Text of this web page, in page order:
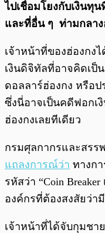
ไปเชื่อมโยงกับเงินทุ
และที่อื่น ๆ ท่ามกลา
เจ้าหน้าที่ของฮ่องกง
เงินดิจิทัลที่อาจคิดเป็
ดอลลาร์ฮ่องกง หรือ
ซึ่งนี่อาจเป็นคดีฟอกเ
ฮ่องกงเลยทีเดียว
กรมศุลกากรและสรร
แถลงการณ์ว่า ทางก
รหัสว่า “Coin
องค์กรที่ต้องสงสัยว่า
เจ้าหน้าที่ได้จับกุมชา